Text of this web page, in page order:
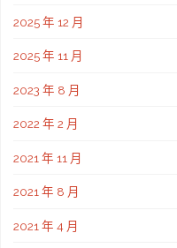
2025 年 12 月
2025 年 11 月
2023 年 8 月
2022 年 2 月
2021 年 11 月
2021 年 8 月
2021 年 4 月